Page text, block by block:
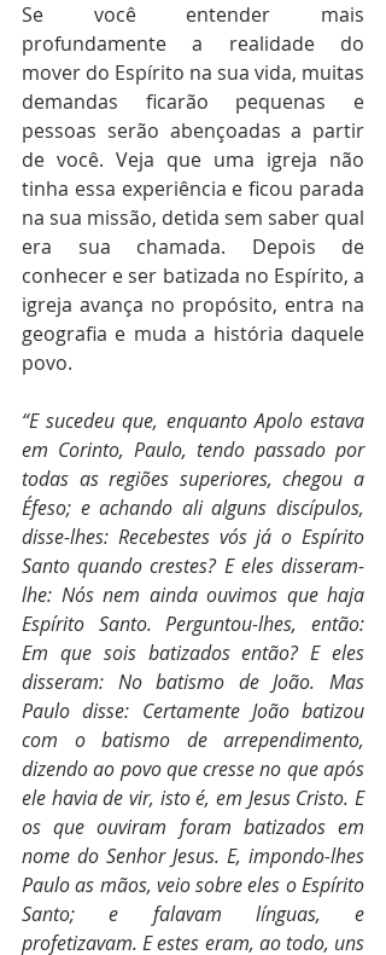
Se você entender mais
profundamente a realidade do
mover do Espírito na sua vida, muitas
demandas ficarão pequenas e
pessoas serão abençoadas a partir
de você. Veja que uma igreja não
tinha essa experiência e ficou parada
na sua missão, detida sem saber qual
era sua chamada. Depois de
conhecer e ser batizada no Espírito, a
igreja avança no propósito, entra na
geografia e muda a história daquele
povo.
“E sucedeu que, enquanto Apolo estava
em Corinto, Paulo, tendo passado por
todas as regiões superiores, chegou a
Éfeso; e achando ali alguns discípulos,
disse-lhes: Recebestes vós já o Espírito
Santo quando crestes? E eles disseram-
lhe: Nós nem ainda ouvimos que haja
Espírito Santo. Perguntou-lhes, então:
Em que sois batizados então? E eles
disseram: No batismo de João. Mas
Paulo disse: Certamente João batizou
com o batismo de arrependimento,
dizendo ao povo que cresse no que após
ele havia de vir, isto é, em Jesus Cristo. E
os que ouviram foram batizados em
nome do Senhor Jesus. E, impondo-lhes
Paulo as mãos, veio sobre eles o Espírito
Santo; e falavam línguas, e
profetizavam. E estes eram, ao todo, uns